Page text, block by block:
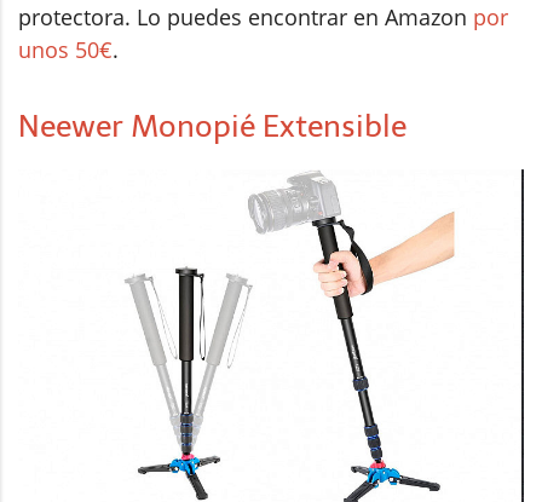
protectora. Lo puedes encontrar en Amazon por
unos 50€.
Neewer Monopié Extensible